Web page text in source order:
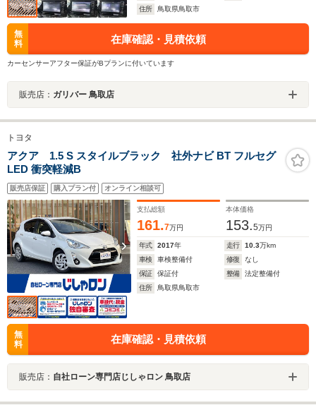
住所
鳥取県鳥取市
無
料
在庫確認・見積依頼
カーセンサーアフター保証がBプランに付いています
販売店： ガリバー 鳥取店
トヨタ
アクア 1.5 S スタイルブラック 社外ナビ BT フルセグ
LED 衝突軽減B
販売店保証 購入プラン付 オンライン相談可
支払総額
161.7万円
本体価格
153.5万円
年式 2017年 走行 10.3万km
車検
車検整備付 修復
なし
保証
保証付 整備
法定整備付
住所
鳥取県鳥取市
無
料
在庫確認・見積依頼
販売店： 自社ローン専門店じしゃロン 鳥取店